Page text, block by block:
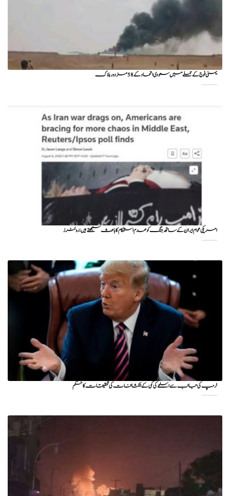
یمنی فوج کے حملے میں سعودی اتحاد کے 58 مزدور ہلاک
امریکی عوام ایران کے ساتھ جنگ کو عدم استحکام کا باعث سمجھتے ہیں: روئٹرز
ٹرمپ کی جانب سے اسلحے کی کمی کے انکشافات کی تحقیقات کا حکم